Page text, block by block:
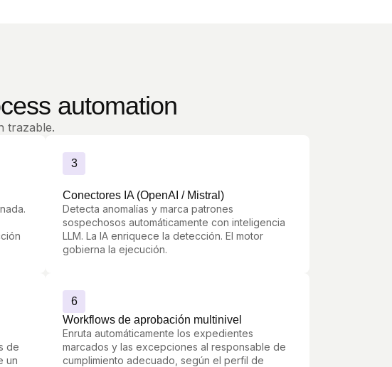
automation
trazable.
3
Conectores IA (OpenAI / Mistral)
Detecta anomalías y marca patrones
sospechosos automáticamente con inteligencia
LLM. La IA enriquece la detección. El motor
gobierna la ejecución.
de
un
6
Workflows de aprobación multinivel
Enruta automáticamente los expedientes
marcados y las excepciones al responsable de
cumplimiento adecuado, según el perfil de